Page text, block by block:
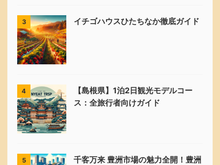
3 イチゴハウスひたちなか徹底ガイド
4
【島根県】1泊2日観光モデルコー
ス：全旅行者向けガイド
5
千客万来 豊洲市場の魅力全開！豊洲